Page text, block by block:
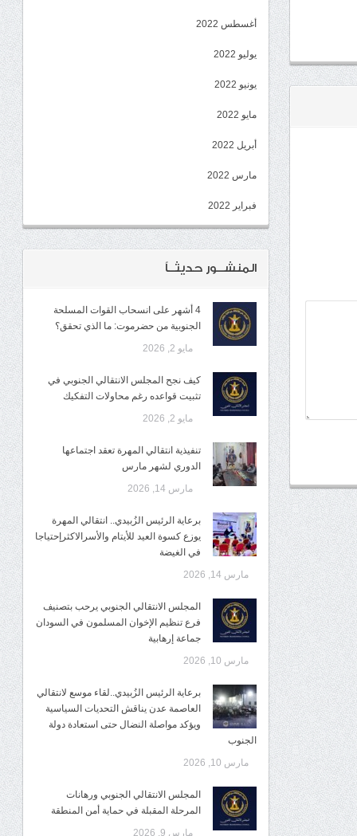
أغسطس 2022
يوليو 2022
يونيو 2022
مايو 2022
أبريل 2022
مارس 2022
فبراير 2022
المنشــور حديثــاً
4 أشهر على انسحاب القوات المسلحة
الجنوبية من حضرموت: ما الذي تحقق؟
مايو 2, 2026
كيف نجح المجلس الانتقالي الجنوبي في
تثبيت قواعده رغم محاولات التفكيك
مايو 2, 2026
تنفيذية انتقالي المهرة تعقد اجتماعها
الدوري لشهر مارس
مارس 14, 2026
برعاية الرئيس الزُبيدي.. انتقالي المهرة
يوزع كسوة العيد للأيتام والأسرالاكثرإحتياجا
في الغيضة
مارس 14, 2026
المجلس الانتقالي الجنوبي يرحب بتصنيف
فرع تنظيم الإخوان المسلمون في السودان
جماعة إرهابية
مارس 10, 2026
برعاية الرئيس الزُبيدي..لقاء موسع لانتقالي
العاصمة عدن يناقش التحديات السياسية
ويؤكد مواصلة النضال حتى استعادة دولة
الجنوب
مارس 10, 2026
المجلس الانتقالي الجنوبي ورهانات
المرحلة المقبلة في حماية أمن المنطقة
مارس 9, 2026